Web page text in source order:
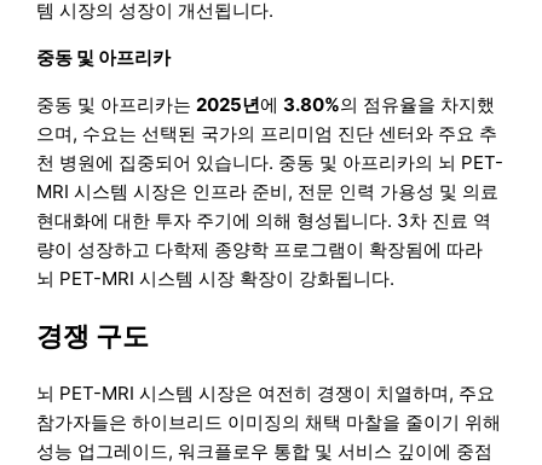
템 시장의 성장이 개선됩니다.
중동 및 아프리카
중동 및 아프리카는 2025년에3.80%의 점유율을 차지했
으며, 수요는 선택된 국가의 프리미엄 진단 센터와 주요 추
천 병원에 집중되어 있습니다. 중동 및 아프리카의 뇌 PET-
MRI 시스템 시장은 인프라 준비, 전문 인력 가용성 및 의료
현대화에 대한 투자 주기에 의해 형성됩니다. 3차 진료 역
량이 성장하고 다학제 종양학 프로그램이 확장됨에 따라
뇌 PET-MRI 시스템 시장 확장이 강화됩니다.
경쟁 구도
뇌 PET-MRI 시스템 시장은 여전히 경쟁이 치열하며, 주요
참가자들은 하이브리드 이미징의 채택 마찰을 줄이기 위해
성능 업그레이드, 워크플로우 통합 및 서비스 깊이에 중점